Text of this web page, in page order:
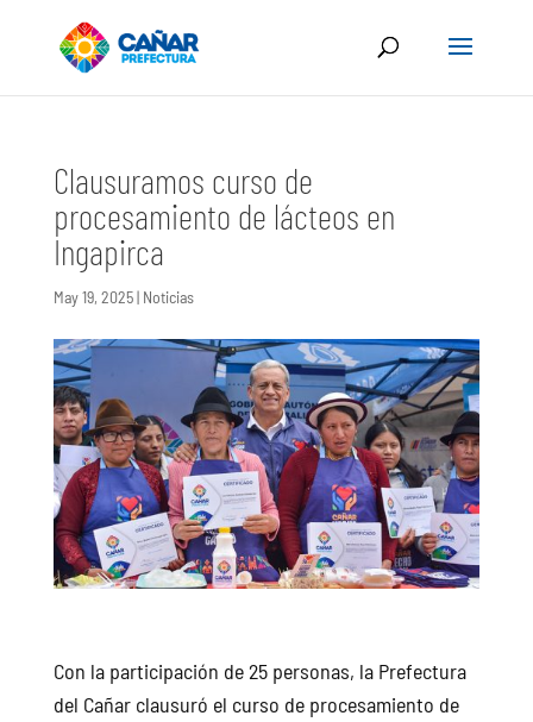
Clausuramos curso de
procesamiento de lácteos en
Ingapirca
May 19, 2025| Noticias
Con la participación de 25 personas, la Prefectura
del Cañar clausuró el curso de procesamiento de